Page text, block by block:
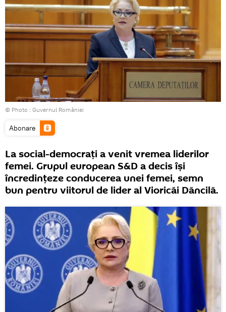
© Photo : Guvernul României
Abonare
La social-democrați a venit vremea liderilor
femei. Grupul european S&D a decis își
încredințeze conducerea unei femei, semn
bun pentru viitorul de lider al Vioricăi Dăncilă.